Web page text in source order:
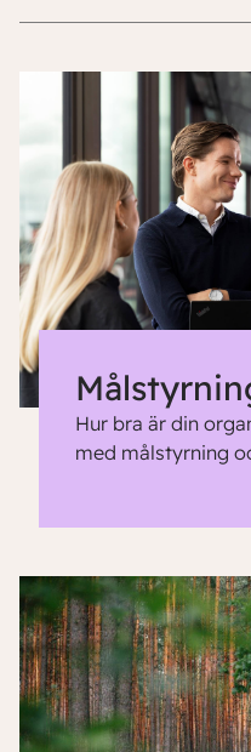
Hur bra är din
med målstyrning